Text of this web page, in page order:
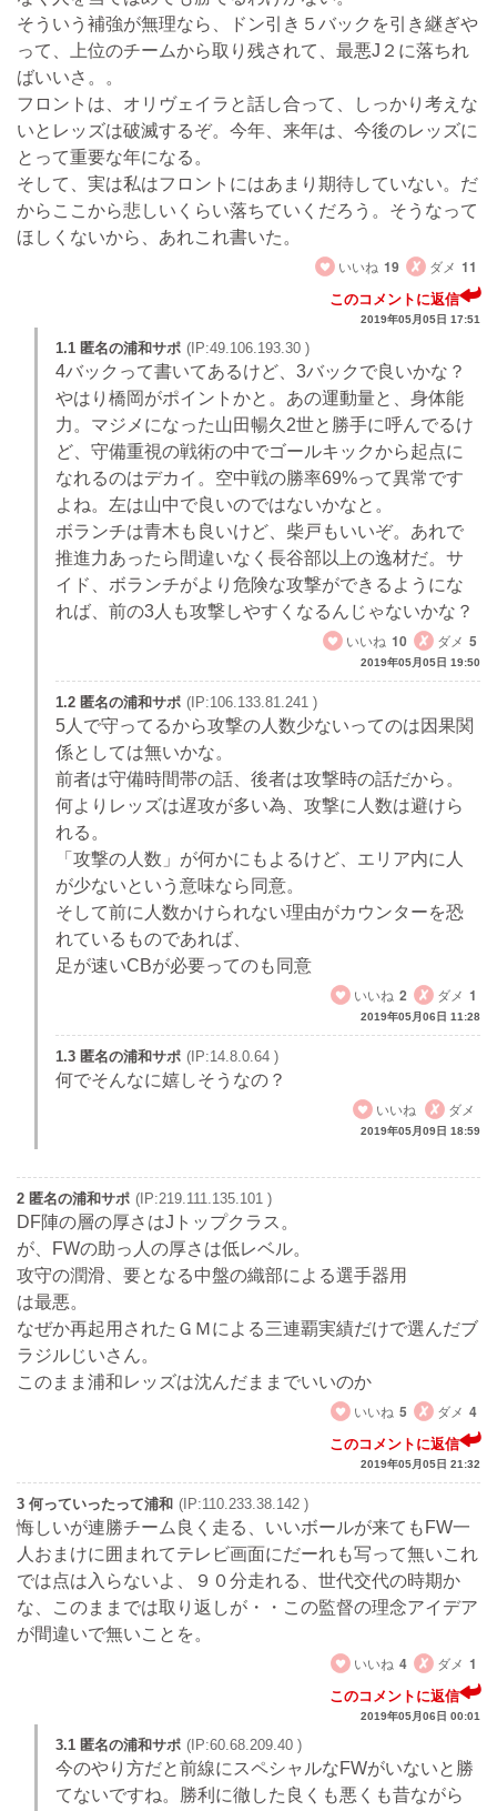
そういう補強が無理なら、ドン引き５バックを引き継ぎや
って、上位のチームから取り残されて、最悪J２に落ちれ
ばいいさ。。
フロントは、オリヴェイラと話し合って、しっかり考えな
いとレッズは破滅するぞ。今年、来年は、今後のレッズに
とって重要な年になる。
そして、実は私はフロントにはあまり期待していない。だ
からここから悲しいくらい落ちていくだろう。そうなって
ほしくないから、あれこれ書いた。
いいね 19 ダメ 11
このコメントに返信
2019年05月05日 17:51
1.1 匿名の浦和サポ (IP:49.106.193.30 )
4バックって書いてあるけど、3バックで良いかな？
やはり橋岡がポイントかと。あの運動量と、身体能
力。マジメになった山田暢久2世と勝手に呼んでるけ
ど、守備重視の戦術の中でゴールキックから起点に
なれるのはデカイ。空中戦の勝率69%って異常です
よね。左は山中で良いのではないかなと。
ボランチは青木も良いけど、柴戸もいいぞ。あれで
推進力あったら間違いなく長谷部以上の逸材だ。サ
イド、ボランチがより危険な攻撃ができるようにな
れば、前の3人も攻撃しやすくなるんじゃないかな？
いいね 10 ダメ 5
2019年05月05日 19:50
1.2 匿名の浦和サポ (IP:106.133.81.241 )
5人で守ってるから攻撃の人数少ないってのは因果関
係としては無いかな。
前者は守備時間帯の話、後者は攻撃時の話だから。
何よりレッズは遅攻が多い為、攻撃に人数は避けら
れる。
「攻撃の人数」が何かにもよるけど、エリア内に人
が少ないという意味なら同意。
そして前に人数かけられない理由がカウンターを恐
れているものであれば、
足が速いCBが必要ってのも同意
いいね 2 ダメ 1
2019年05月06日 11:28
1.3 匿名の浦和サポ (IP:14.8.0.64 )
何でそんなに嬉しそうなの？
いいね
ダメ
2019年05月09日 18:59
2 匿名の浦和サポ (IP:219.111.135.101 )
DF陣の層の厚さはJトップクラス。
が、FWの助っ人の厚さは低レベル。
攻守の潤滑、要となる中盤の織部による選手器用
は最悪。
なぜか再起用されたＧＭによる三連覇実績だけで選んだブ
ラジルじいさん。
このまま浦和レッズは沈んだままでいいのか
いいね 5 ダメ 4
このコメントに返信
2019年05月05日 21:32
3 何っていったって浦和 (IP:110.233.38.142 )
悔しいが連勝チーム良く走る、いいボールが来てもFW一
人おまけに囲まれてテレビ画面にだーれも写って無いこれ
では点は入らないよ、９０分走れる、世代交代の時期か
な、このままでは取り返しが・・この監督の理念アイデア
が間違いで無いことを。
いいね 4 ダメ 1
このコメントに返信
2019年05月06日 00:01
3.1 匿名の浦和サポ (IP:60.68.209.40 )
今のやり方だと前線にスペシャルなFWがいないと勝
てないですね。勝利に徹した良くも悪くも昔ながら